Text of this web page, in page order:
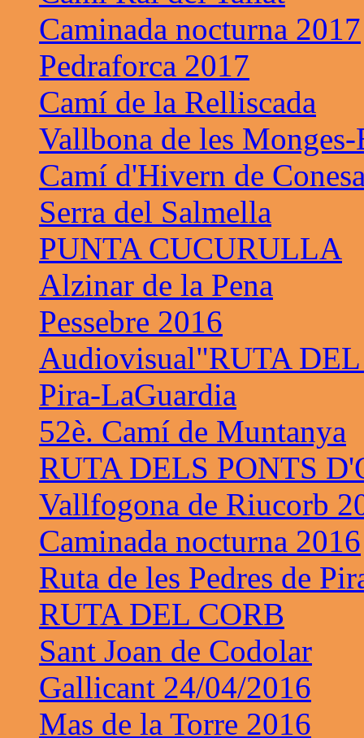
Caminada nocturna 2017
Pedraforca 2017
Camí de la Relliscada
Vallbona de les
Camí d'Hivern de
Serra del Salmella
PUNTA CUCURULLA
Alzinar de la Pena
Pessebre 2016
Audiovisual"RUTA
Pira-LaGuardia
52è. Camí de Muntanya
RUTA DELS PONTS
Vallfogona de Riucorb
Caminada nocturna 2016
Ruta de les Pedres de
RUTA DEL CORB
Sant Joan de Codolar
Gallicant 24/04/2016
Mas de la Torre 2016